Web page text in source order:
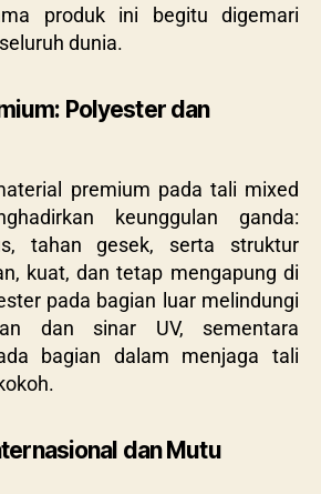
produk ini begitu digemari
dunia.
Polyester dan
premium pada tali mixed
keunggulan ganda:
tahan gesek, serta struktur
kuat, dan tetap mengapung di
pada bagian luar melindungi
dan sinar UV, sementara
bagian dalam menjaga tali
dan Mutu